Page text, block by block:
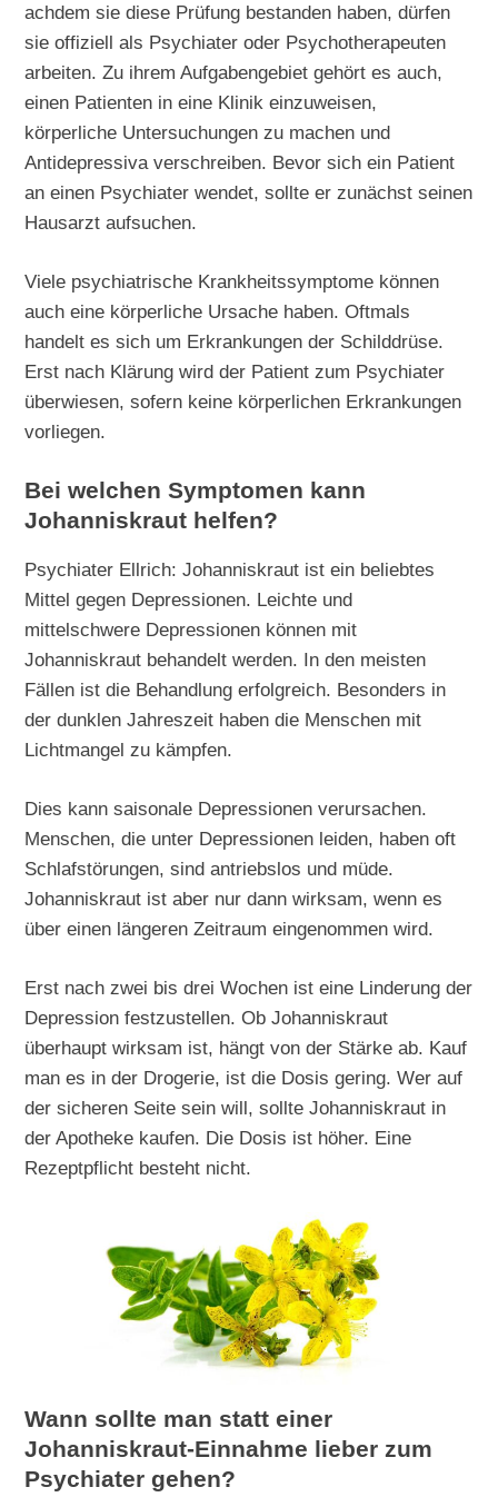
achdem sie diese Prüfung bestanden haben, dürfen
sie offiziell als Psychiater oder Psychotherapeuten
arbeiten. Zu ihrem Aufgabengebiet gehört es auch,
einen Patienten in eine Klinik einzuweisen,
körperliche Untersuchungen zu machen und
Antidepressiva verschreiben. Bevor sich ein Patient
an einen Psychiater wendet, sollte er zunächst seinen
Hausarzt aufsuchen.
Viele psychiatrische Krankheitssymptome können
auch eine körperliche Ursache haben. Oftmals
handelt es sich um Erkrankungen der Schilddrüse.
Erst nach Klärung wird der Patient zum Psychiater
überwiesen, sofern keine körperlichen Erkrankungen
vorliegen.
Bei welchen Symptomen kann
Johanniskraut helfen?
Psychiater Ellrich: Johanniskraut ist ein beliebtes
Mittel gegen Depressionen. Leichte und
mittelschwere Depressionen können mit
Johanniskraut behandelt werden. In den meisten
Fällen ist die Behandlung erfolgreich. Besonders in
der dunklen Jahreszeit haben die Menschen mit
Lichtmangel zu kämpfen.
Dies kann saisonale Depressionen verursachen.
Menschen, die unter Depressionen leiden, haben oft
Schlafstörungen, sind antriebslos und müde.
Johanniskraut ist aber nur dann wirksam, wenn es
über einen längeren Zeitraum eingenommen wird.
Erst nach zwei bis drei Wochen ist eine Linderung der
Depression festzustellen. Ob Johanniskraut
überhaupt wirksam ist, hängt von der Stärke ab. Kauf
man es in der Drogerie, ist die Dosis gering. Wer auf
der sicheren Seite sein will, sollte Johanniskraut in
der Apotheke kaufen. Die Dosis ist höher. Eine
Rezeptpflicht besteht nicht.
Wann sollte man statt einer
Johanniskraut-Einnahme lieber zum
Psychiater gehen?